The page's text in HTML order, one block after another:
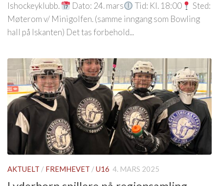
Ishockeyklubb.
Dato: 24. mars Tid: Kl. 18:00
Sted:
Møterom v/ Minigolfen. (samme inngang som Bowling
hall på Iskanten) Det tas forbehold...
AKTUELT / FREMHEVET /U16 4. MARS 2025